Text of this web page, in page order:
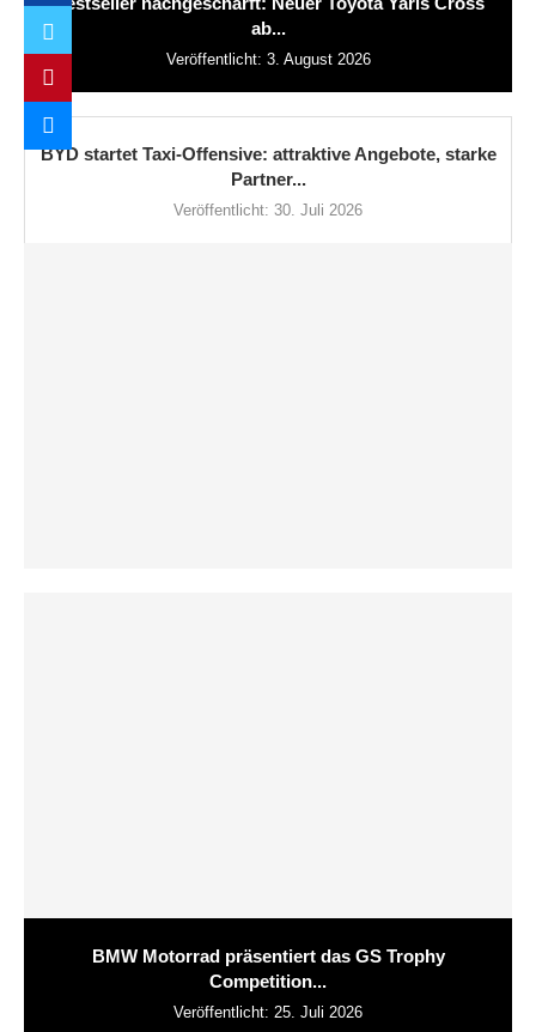
ab...
Veröffentlicht: 3. August 2026
BYD startet Taxi-Offensive: attraktive Angebote, starke
Partner...
Veröffentlicht: 30. Juli 2026
BMW Motorrad präsentiert das GS Trophy
Competition...
Veröffentlicht: 25. Juli 2026